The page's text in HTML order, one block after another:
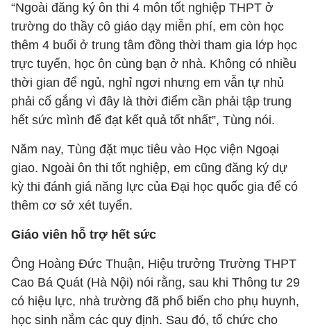
“Ngoài đăng ký ôn thi 4 môn tốt nghiệp THPT ở
trường do thầy cô giáo dạy miễn phí, em còn học
thêm 4 buổi ở trung tâm đồng thời tham gia lớp học
trực tuyến, học ôn cùng bạn ở nhà. Không có nhiều
thời gian để ngủ, nghỉ ngơi nhưng em vẫn tự nhủ
phải cố gắng vì đây là thời điểm cần phải tập trung
hết sức mình để đạt kết quả tốt nhất”, Tùng nói.
Năm nay, Tùng đặt mục tiêu vào Học viện Ngoại
giao. Ngoài ôn thi tốt nghiệp, em cũng đăng ký dự
kỳ thi đánh giá năng lực của Đại học quốc gia để có
thêm cơ sở xét tuyển.
Giáo viên hỗ trợ hết sức
Ông Hoàng Đức Thuận, Hiệu trưởng Trường THPT
Cao Bá Quát (Hà Nội) nói rằng, sau khi Thông tư 29
có hiệu lực, nhà trường đã phổ biến cho phụ huynh,
học sinh nắm các quy định. Sau đó, tổ chức cho